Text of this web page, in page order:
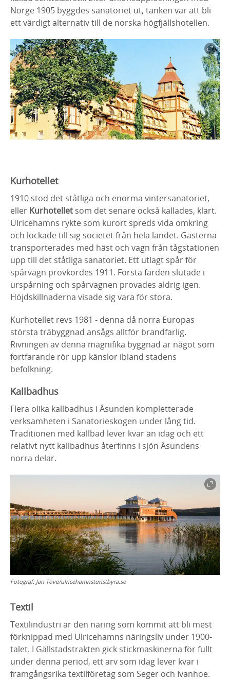
Norge 1905 byggdes sanatoriet ut, tanken var att bli
ett värdigt alternativ till de norska högfjällshotellen.
Kurhotellet
1910 stod det ståtliga och enorma vintersanatoriet,
eller Kurhotellet som det senare också kallades, klart.
Ulricehamns rykte som kurort spreds vida omkring
och lockade till sig societet från hela landet. Gästerna
transporterades med häst och vagn från tågstationen
upp till det ståtliga sanatoriet. Ett utlagt spår för
spårvagn provkördes 1911. Första färden slutade i
urspårning och spårvagnen provades aldrig igen.
Höjdskillnaderna visade sig vara för stora.
Kurhotellet revs 1981 - denna då norra Europas
största träbyggnad ansågs alltför brandfarlig.
Rivningen av denna magnifika byggnad är något som
fortfarande rör upp känslor ibland stadens
befolkning.
Kallbadhus
Flera olika kallbadhus i Åsunden kompletterade
verksamheten i Sanatorieskogen under lång tid.
Traditionen med kallbad lever kvar än idag och ett
relativt nytt kallbadhus återfinns i sjön Åsundens
norra delar.
Fotograf: Jan Töve/ulricehamnsturistbyra.se
Textil
Textilindustri är den näring som kommit att bli mest
förknippad med Ulricehamns näringsliv under 1900-
talet. I Gällstadstrakten gick stickmaskinerna för fullt
under denna period, ett arv som idag lever kvar i
framgångsrika textilföretag som Seger och Ivanhoe.